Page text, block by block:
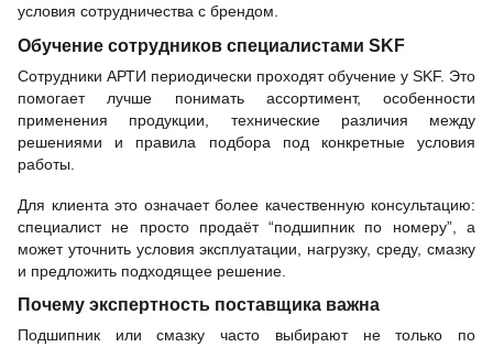
условия сотрудничества с брендом.
Обучение сотрудников специалистами SKF
Сотрудники АРТИ периодически проходят обучение у SKF. Это
помогает лучше понимать ассортимент, особенности
применения продукции, технические различия между
решениями и правила подбора под конкретные условия
работы.
Для клиента это означает более качественную консультацию:
специалист не просто продаёт “подшипник по номеру”, а
может уточнить условия эксплуатации, нагрузку, среду, смазку
и предложить подходящее решение.
Почему экспертность поставщика важна
Подшипник или смазку часто выбирают не только по